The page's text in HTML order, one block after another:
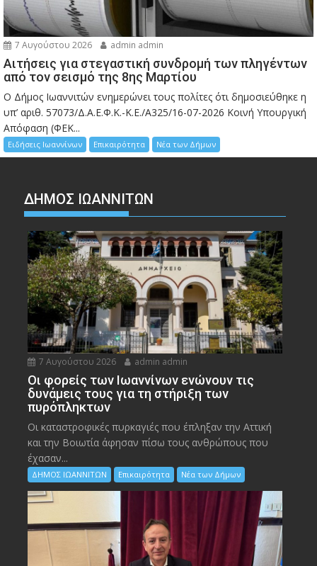
7 Αυγούστου 2026 admin admin
Αιτήσεις για στεγαστική συνδρομή των πληγέντων
από τον σεισμό της 8ης Μαρτίου
Ο Δήμος Ιωαννιτών ενημερώνει τους πολίτες ότι δημοσιεύθηκε η
υπ’ αριθ. 57073/Δ.Α.Ε.Φ.Κ.-Κ.Ε./Α325/16-07-2026 Κοινή Υπουργική
Απόφαση (ΦΕΚ...
Ειδήσεις Ιωαννίνων Επικαιρότητα Νέα των Δήμων
ΔΗΜΟΣ ΙΩΑΝΝΙΤΩΝ
7 Αυγούστου 2026 admin admin
Οι φορείς των Ιωαννίνων ενώνουν τις
δυνάμεις τους για τη στήριξη των
πυρόπληκτων
Οι καταστροφικές πυρκαγιές που έπληξαν την Αττική
και την Bοιωτία άφησαν πίσω τους ανθρώπους που
έχασαν...
ΔΗΜΟΣ ΙΩΑΝΝΙΤΩΝ Επικαιρότητα Νέα των Δήμων